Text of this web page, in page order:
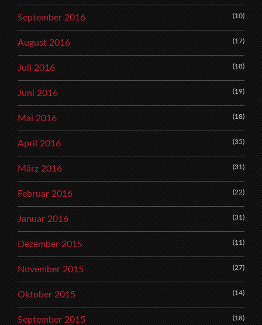
September 2016 (10)
August 2016 (17)
Juli 2016 (18)
Juni 2016 (19)
Mai 2016 (18)
April 2016 (35)
März 2016 (31)
Februar 2016 (22)
Januar 2016 (31)
Dezember 2015 (11)
November 2015 (27)
Oktober 2015 (14)
September 2015 (18)